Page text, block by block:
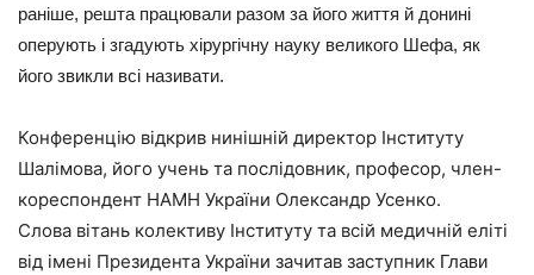
раніше, решта працювали разом за його життя й донині
оперують і згадують хірургічну науку великого Шефа, як
його звикли всі називати.
Конференцію відкрив нинішній директор Інституту
Шалімова, його учень та послідовник, професор, член-
кореспондент НАМН України Олександр Усенко.
Слова вітань колективу Інституту та всій медичній еліті
від імені Президента України зачитав заступник Глави